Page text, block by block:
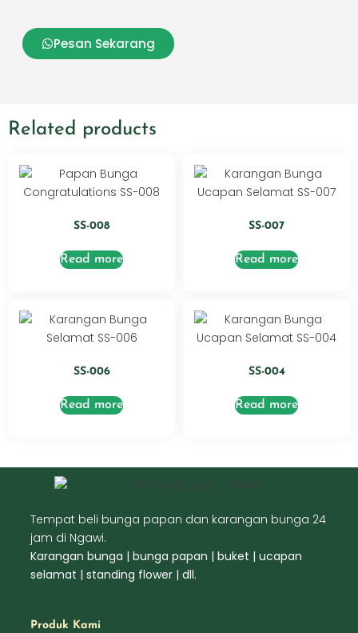
Pesan Sekarang
Related products
SS-008
Read more
SS-007
Read more
SS-006
Read more
SS-004
Read more
Tempat beli bunga papan dan karangan bunga 24
jam di Ngawi.
Karangan bunga | bunga papan | buket | ucapan
selamat | standing flower | dll.
Produk Kami